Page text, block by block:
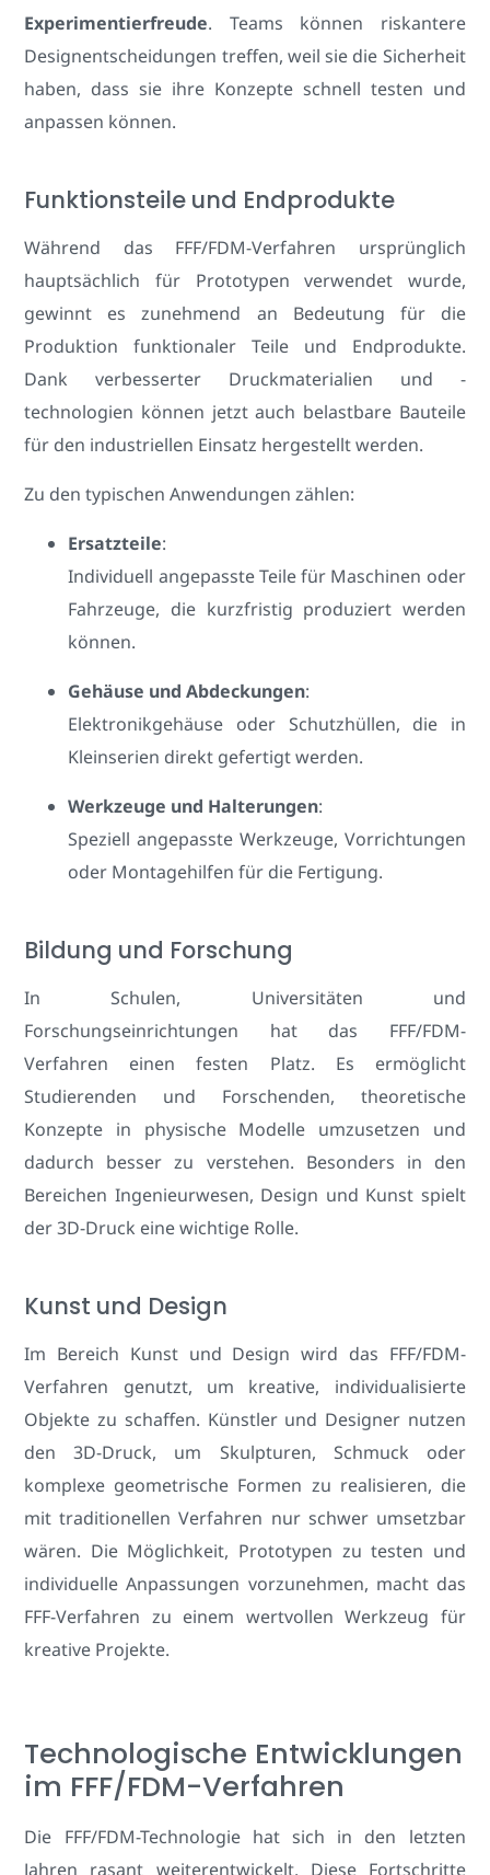
Experimentierfreude. Teams können riskantere
Designentscheidungen treffen, weil sie die Sicherheit
haben, dass sie ihre Konzepte schnell testen und
anpassen können.
Funktionsteile und Endprodukte
Während das FFF/FDM-Verfahren ursprünglich
hauptsächlich für Prototypen verwendet wurde,
gewinnt es zunehmend an Bedeutung für die
Produktion funktionaler Teile und Endprodukte.
Dank verbesserter Druckmaterialien und -
technologien können jetzt auch belastbare Bauteile
für den industriellen Einsatz hergestellt werden.
Zu den typischen Anwendungen zählen:
Ersatzteile:
Individuell angepasste Teile für Maschinen oder
Fahrzeuge, die kurzfristig produziert werden
können.
Gehäuse und Abdeckungen:
Elektronikgehäuse oder Schutzhüllen, die in
Kleinserien direkt gefertigt werden.
Werkzeuge und Halterungen:
Speziell angepasste Werkzeuge, Vorrichtungen
oder Montagehilfen für die Fertigung.
Bildung und Forschung
In Schulen, Universitäten und
Forschungseinrichtungen hat das FFF/FDM-
Verfahren einen festen Platz. Es ermöglicht
Studierenden und Forschenden, theoretische
Konzepte in physische Modelle umzusetzen und
dadurch besser zu verstehen. Besonders in den
Bereichen Ingenieurwesen, Design und Kunst spielt
der 3D-Druck eine wichtige Rolle.
Kunst und Design
Im Bereich Kunst und Design wird das FFF/FDM-
Verfahren genutzt, um kreative, individualisierte
Objekte zu schaffen. Künstler und Designer nutzen
den 3D-Druck, um Skulpturen, Schmuck oder
komplexe geometrische Formen zu realisieren, die
mit traditionellen Verfahren nur schwer umsetzbar
wären. Die Möglichkeit, Prototypen zu testen und
individuelle Anpassungen vorzunehmen, macht das
FFF-Verfahren zu einem wertvollen Werkzeug für
kreative Projekte.
Technologische Entwicklungen
im FFF/FDM-Verfahren
Die FFF/FDM-Technologie hat sich in den letzten
Jahren rasant weiterentwickelt. Diese Fortschritte